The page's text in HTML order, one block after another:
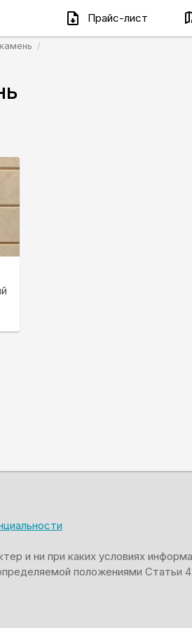
и ни при каких условиях
положениями Статьи
Прайс-лист